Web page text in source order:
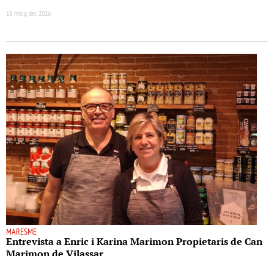
18 maig del 2026
MARESME
Entrevista a Enric i Karina Marimon Propietaris de Can